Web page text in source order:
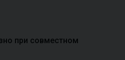
при совместном